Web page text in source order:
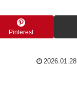
Pinterest
2026.01.28